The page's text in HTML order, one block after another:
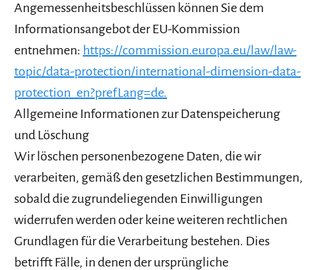
Angemessenheitsbeschlüssen können Sie dem
Informationsangebot der EU-Kommission
entnehmen: https://commission.europa.eu/law/law-
topic/data-protection/international-dimension-data-
protection_en?prefLang=de.
Allgemeine Informationen zur Datenspeicherung
und Löschung
Wir löschen personenbezogene Daten, die wir
verarbeiten, gemäß den gesetzlichen Bestimmungen,
sobald die zugrundeliegenden Einwilligungen
widerrufen werden oder keine weiteren rechtlichen
Grundlagen für die Verarbeitung bestehen. Dies
betrifft Fälle, in denen der ursprüngliche